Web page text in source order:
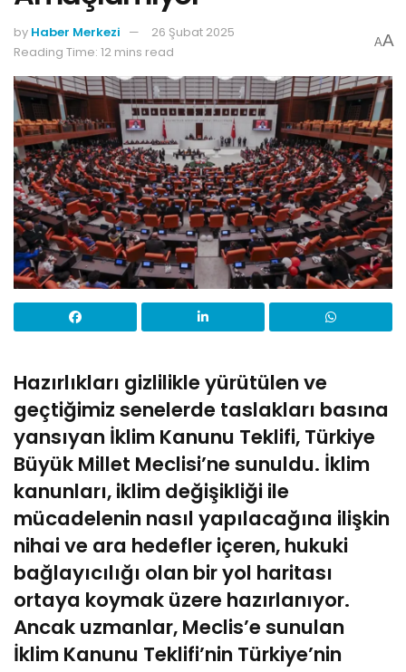
by Haber Merkezi
26 Şubat 2025
Reading Time: 12 mins read
AA
Hazırlıkları gizlilikle yürütülen ve
geçtiğimiz senelerde taslakları basına
yansıyan İklim Kanunu Teklifi, Türkiye
Büyük Millet Meclisi’ne sunuldu. İklim
kanunları, iklim değişikliği ile
mücadelenin nasıl yapılacağına ilişkin
nihai ve ara hedefler içeren, hukuki
bağlayıcılığı olan bir yol haritası
ortaya koymak üzere hazırlanıyor.
Ancak uzmanlar, Meclis’e sunulan
İklim Kanunu Teklifi’nin Türkiye’nin